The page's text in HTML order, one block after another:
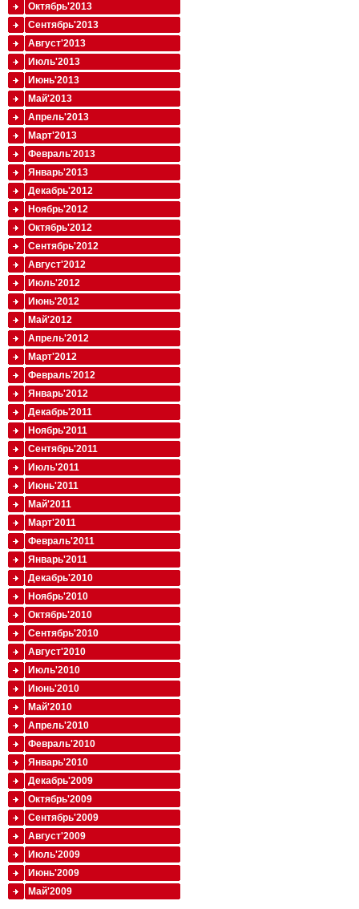
Октябрь'2013
Сентябрь'2013
Август'2013
Июль'2013
Июнь'2013
Май'2013
Апрель'2013
Март'2013
Февраль'2013
Январь'2013
Декабрь'2012
Ноябрь'2012
Октябрь'2012
Сентябрь'2012
Август'2012
Июль'2012
Июнь'2012
Май'2012
Апрель'2012
Март'2012
Февраль'2012
Январь'2012
Декабрь'2011
Ноябрь'2011
Сентябрь'2011
Июль'2011
Июнь'2011
Май'2011
Март'2011
Февраль'2011
Январь'2011
Декабрь'2010
Ноябрь'2010
Октябрь'2010
Сентябрь'2010
Август'2010
Июль'2010
Июнь'2010
Май'2010
Апрель'2010
Февраль'2010
Январь'2010
Декабрь'2009
Октябрь'2009
Сентябрь'2009
Август'2009
Июль'2009
Июнь'2009
Май'2009